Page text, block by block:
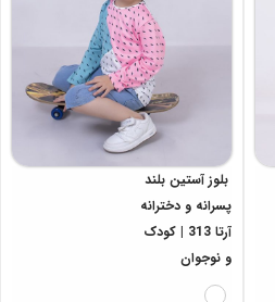
بلوز آستین بلند
پسرانه و دخترانه
آرتا 313 | کودک
و نوجوان